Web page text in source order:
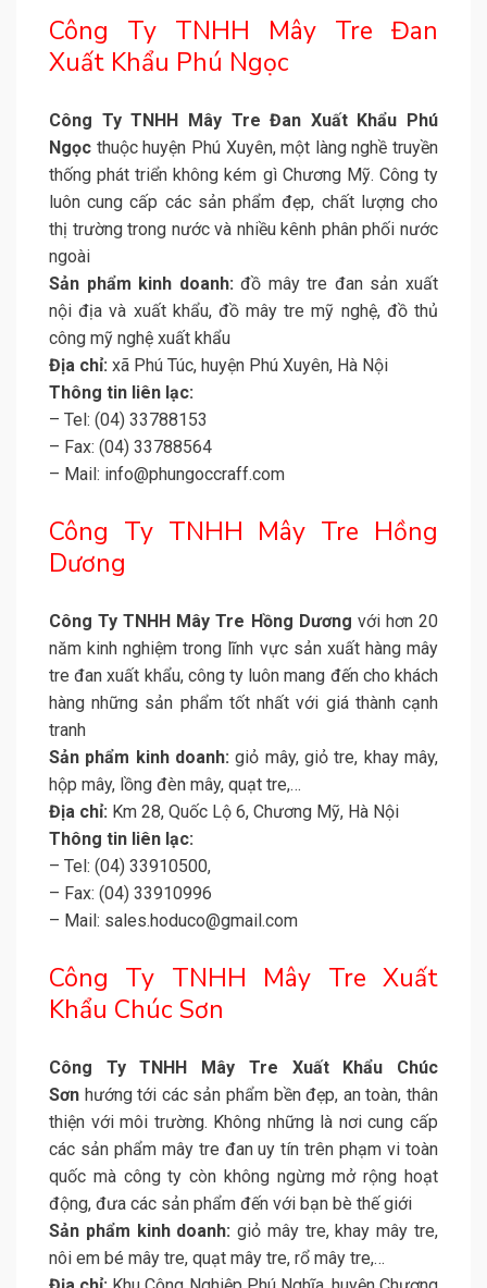
Công Ty TNHH Mây Tre Đan
Xuất Khẩu Phú Ngọc
Công Ty TNHH Mây Tre Đan Xuất Khẩu Phú
Ngọc thuộc huyện Phú Xuyên, một làng nghề truyền
thống phát triển không kém gì Chương Mỹ. Công ty
luôn cung cấp các sản phẩm đẹp, chất lượng cho
thị trường trong nước và nhiều kênh phân phối nước
ngoài
Sản phẩm kinh doanh:đồ mây tre đan sản xuất
nội địa và xuất khẩu, đồ mây tre mỹ nghệ, đồ thủ
công mỹ nghệ xuất khẩu
Địa chỉ: xã Phú Túc, huyện Phú Xuyên, Hà Nội
Thông tin liên lạc:
– Tel: (04) 33788153
– Fax: (04) 33788564
– Mail: info@phungoccraff.com
Công Ty TNHH Mây Tre Hồng
Dương
Công Ty TNHH Mây Tre Hồng Dương với hơn 20
năm kinh nghiệm trong lĩnh vực sản xuất hàng mây
tre đan xuất khẩu, công ty luôn mang đến cho khách
hàng những sản phẩm tốt nhất với giá thành cạnh
tranh
Sản phẩm kinh doanh:giỏ mây, giỏ tre, khay mây,
hộp mây, lồng đèn mây, quạt tre,…
Địa chỉ: Km 28, Quốc Lộ 6, Chương Mỹ, Hà Nội
Thông tin liên lạc:
– Tel: (04) 33910500,
– Fax: (04) 33910996
– Mail: sales.hoduco@gmail.com
Công Ty TNHH Mây Tre Xuất
Khẩu Chúc Sơn
Công Ty TNHH Mây Tre Xuất Khẩu Chúc
Sơn hướng tới các sản phẩm bền đẹp, an toàn, thân
thiện với môi trường. Không những là nơi cung cấp
các sản phẩm mây tre đan uy tín trên phạm vi toàn
quốc mà công ty còn không ngừng mở rộng hoạt
động, đưa các sản phẩm đến với bạn bè thế giới
Sản phẩm kinh doanh:giỏ mây tre, khay mây tre,
nôi em bé mây tre, quạt mây tre, rổ mây tre,…